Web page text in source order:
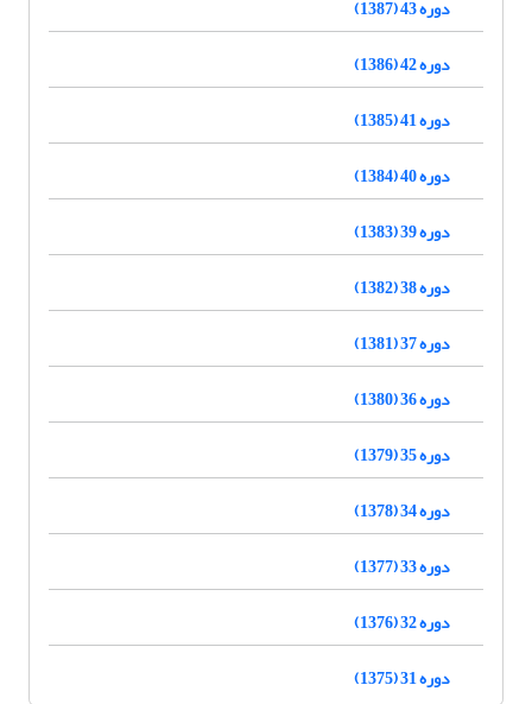
دوره 43 (1387)
دوره 42 (1386)
دوره 41 (1385)
دوره 40 (1384)
دوره 39 (1383)
دوره 38 (1382)
دوره 37 (1381)
دوره 36 (1380)
دوره 35 (1379)
دوره 34 (1378)
دوره 33 (1377)
دوره 32 (1376)
دوره 31 (1375)